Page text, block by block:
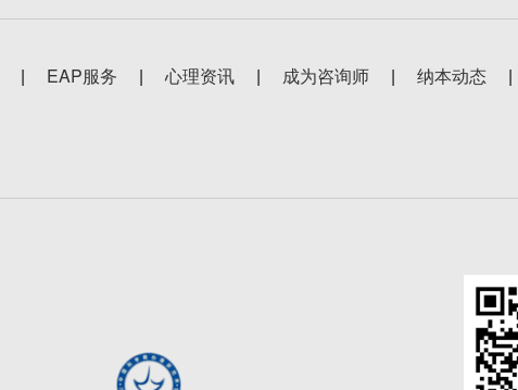
| EAP服务 | 心理资讯 | 成为咨询师 | 纳本动态 |